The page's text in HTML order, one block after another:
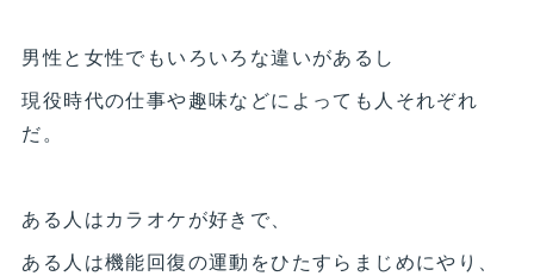
男性と女性でもいろいろな違いがあるし
現役時代の仕事や趣味などによっても人それぞれ
だ。
ある人はカラオケが好きで、
ある人は機能回復の運動をひたすらまじめにやり、